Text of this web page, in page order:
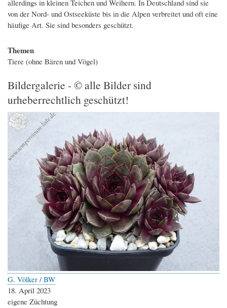
allerdings in kleinen Teichen und Weihern. In Deutschland sind sie
von der Nord- und Ostseeküste bis in die Alpen verbreitet und oft eine
häufige Art. Sie sind besonders geschützt.
Themen
Tiere (ohne Bären und Vögel)
Bildergalerie - © alle Bilder sind
urheberrechtlich geschützt!
G. Völker / BW
18. April 2023
eigene Züchtung